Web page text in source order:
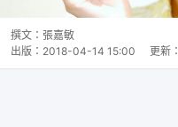
撰文： 張嘉敏
出版： 2018-04-14 15:00 更新：